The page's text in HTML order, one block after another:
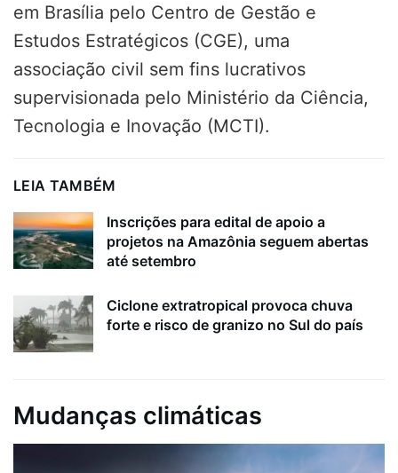
em Brasília pelo Centro de Gestão e
Estudos Estratégicos (CGE), uma
associação civil sem fins lucrativos
supervisionada pelo Ministério da Ciência,
Tecnologia e Inovação (MCTI).
LEIA TAMBÉM
Inscrições para edital de apoio a
projetos na Amazônia seguem abertas
até setembro
Ciclone extratropical provoca chuva
forte e risco de granizo no Sul do país
Mudanças climáticas